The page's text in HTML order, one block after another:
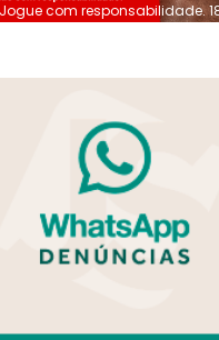
Jogue com responsabilidade.